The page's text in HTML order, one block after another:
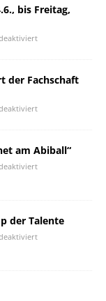
bis Freitag,
der Fachschaft
am Abiball“
der Talente